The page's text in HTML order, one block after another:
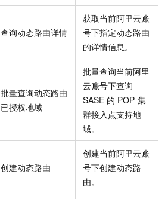
查询动态路由详情
获取当前阿里云账
号下指定动态路由
的详情信息。
批量查询动态路由
已授权地域
批量查询当前阿里
云账号下查询
SASE 的 POP 集
群接入点支持地
域。
创建动态路由
创建当前阿里云账
号下创建动态路
由。